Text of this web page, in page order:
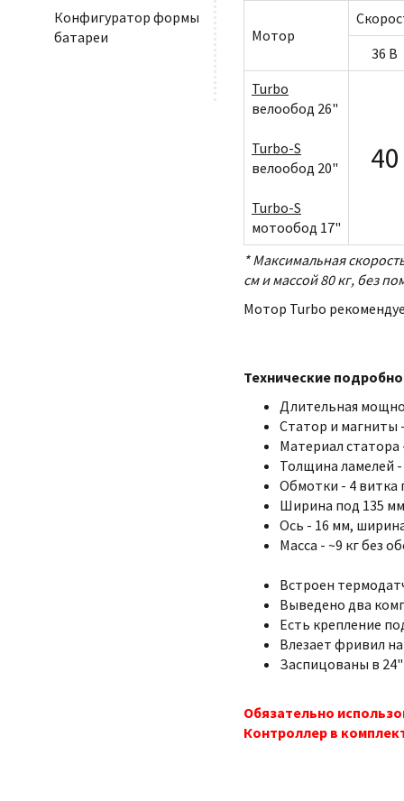
Конфигуратор формы
батареи
Мотор
36 В
Turbo
велообод 26"
Turbo-S
велообод 20"
Turbo-S
мотообод 17"
40
* Максимальная
см и массой 80 кг, без
Мотор Turbo
Технические
Длительная
Статор и магниты
Материал
Толщина ламелей
Обмотки - 4 витка
Ширина под 135
Ось - 16 мм,
Масса - ~9 кг без
Встроен
Выведено два
Есть крепление
Влезает фривил
Заспицованы в
Обязательно
Контроллер в